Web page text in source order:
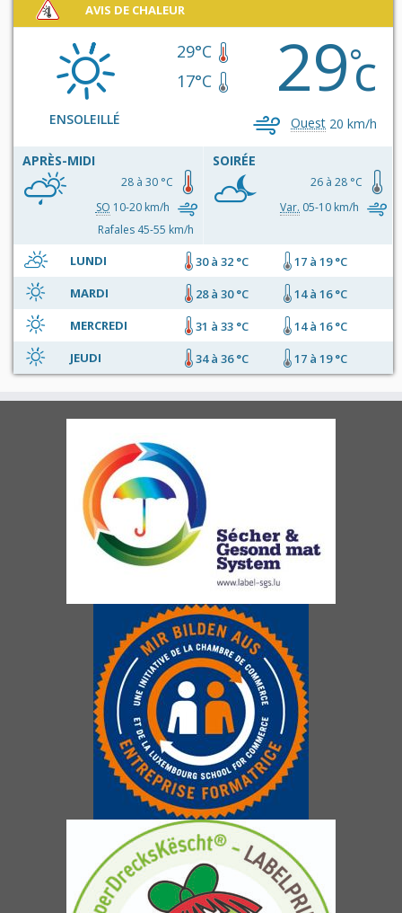
AVIS DE CHALEUR
ENSOLEILLÉ
29°C
17°C
29°c
Ouest 20 km/h
APRÈS-MIDI
28 à 30 °C
SO 10-20 km/h
Rafales 45-55 km/h
SOIRÉE
26 à 28 °C
Var. 05-10 km/h
LUNDI 30 à 32 °C
17 à 19 °C
MARDI
28 à 30 °C
14 à 16 °C
MERCREDI
31 à 33 °C
14 à 16 °C
JEUDI
34 à 36 °C 17 à 19 °C